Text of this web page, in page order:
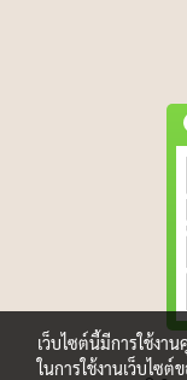
เว็บไซต์นี้มีการใช้งา
ในการใช้งานเว็บไซ